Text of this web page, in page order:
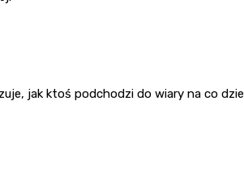
jak ktoś podchodzi do wiary na co